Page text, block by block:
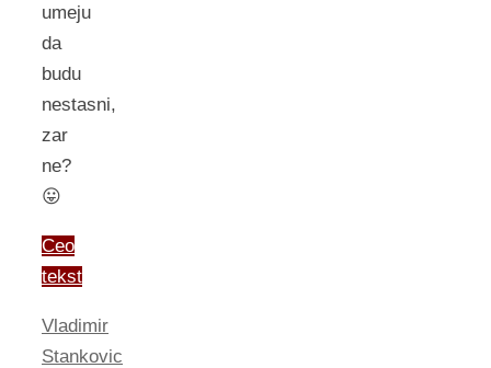
umeju
da
budu
nestasni,
zar
ne?
😛
Ceo
tekst
Vladimir
Stankovic